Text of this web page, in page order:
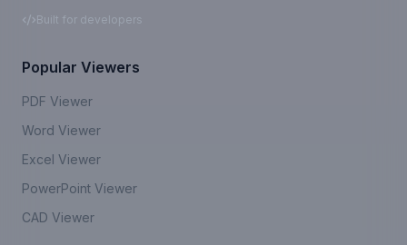
Built for developers
Popular Viewers
PDF Viewer
Word Viewer
Excel Viewer
PowerPoint Viewer
CAD Viewer